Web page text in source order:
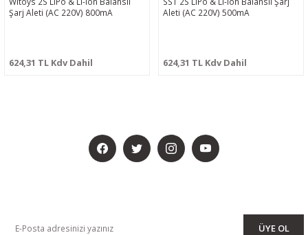
Şarj Aleti (AC 220V) 800mA
624,31 TL Kdv Dahil
Aleti (AC 220V) 500mA
624,31 TL Kdv Dahil
ÜYE OL